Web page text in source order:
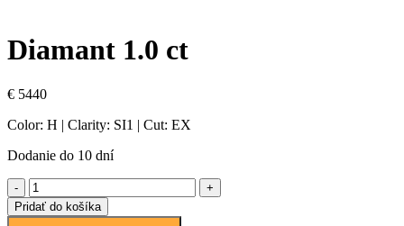
Diamant 1.0 ct
€ 5440
Color: H | Clarity: SI1 | Cut: EX
Dodanie do 10 dní
množstvo
Diamant
1.0
Pridať do košíka